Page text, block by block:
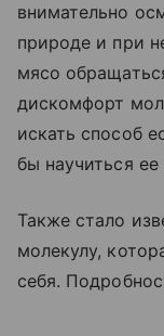
внимательно
природе и при
мясо
дискомфорт
искать способ
бы научиться
Также стало
молекулу,
себя.